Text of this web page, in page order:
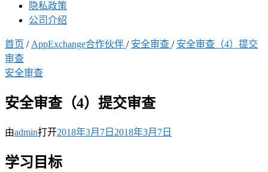
隐私政策
公司介绍
首页 / AppExchange合作伙伴 / 安全审查 / 安全审查（4）提交
审查
安全审查
安全审查（4）提交审查
由admin打开2018年3月7日 2018年3月7日
学习目标